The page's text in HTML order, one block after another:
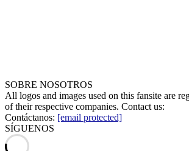
SOBRE NOSOTROS
All logos and images used on this fansite are
of their respective companies. Contact us:
Contáctanos: [email protected]
SÍGUENOS